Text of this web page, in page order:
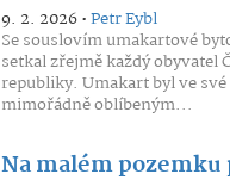
9. 2. 2026 •Petr Eybl
Se souslovím umakartové
setkal zřejmě každý obyvatel
republiky. Umakart byl ve své
mimořádně oblíbeným...
Na malém